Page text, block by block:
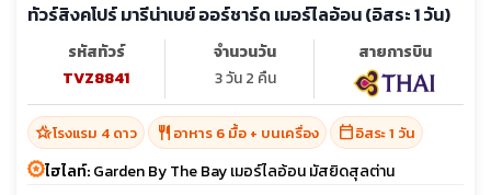
ทัวร์สิงคโปร์ มารีน่าเบย์ ออร์ชาร์ด เมอร์ไลอ้อน (อิสระ 1 วัน)
รหัสทัวร์
TVZ8841
จำนวนวัน
3 วัน 2 คืน
สายการบิน
hotel_classโรงแรม 4 ดาว restaurant อาหาร 6 มื้อ + บนเครื่อง calendar_todayอิสระ 1 วัน
ไฮไลท์:Garden By The Bay เมอร์ไลอ้อน มัสยิดสุลต่าน